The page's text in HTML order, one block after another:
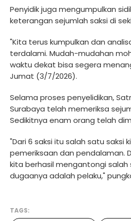
Penyidik juga mengumpulkan
keterangan sejumlah saksi di
"Kita terus kumpulkan dan
terdalami. Mudah-mudahan
waktu dekat bisa segera
Jumat (3/7/2026).
Selama proses penyelidikan,
Surabaya telah memeriksa
Sedikitnya enam orang telah
"Dari 6 saksi itu salah satu saksi
pemeriksaan dan pendalaman.
kita berhasil mengantongi
dugaanya adalah pelaku,"
TAGS: